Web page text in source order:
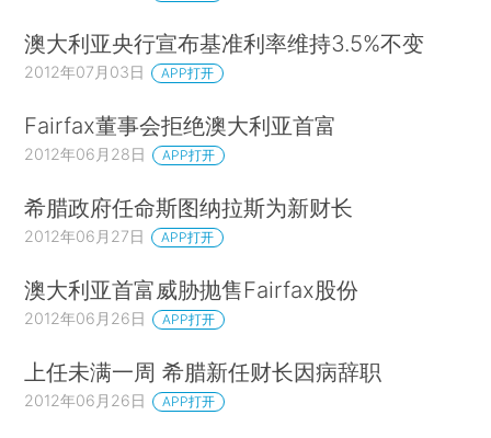
澳大利亚央行宣布基准利率维持3.5%不变
2012年07月03日 APP打开
Fairfax董事会拒绝澳大利亚首富
2012年06月28日 APP打开
希腊政府任命斯图纳拉斯为新财长
2012年06月27日 APP打开
澳大利亚首富威胁抛售Fairfax股份
2012年06月26日 APP打开
上任未满一周 希腊新任财长因病辞职
2012年06月26日 APP打开